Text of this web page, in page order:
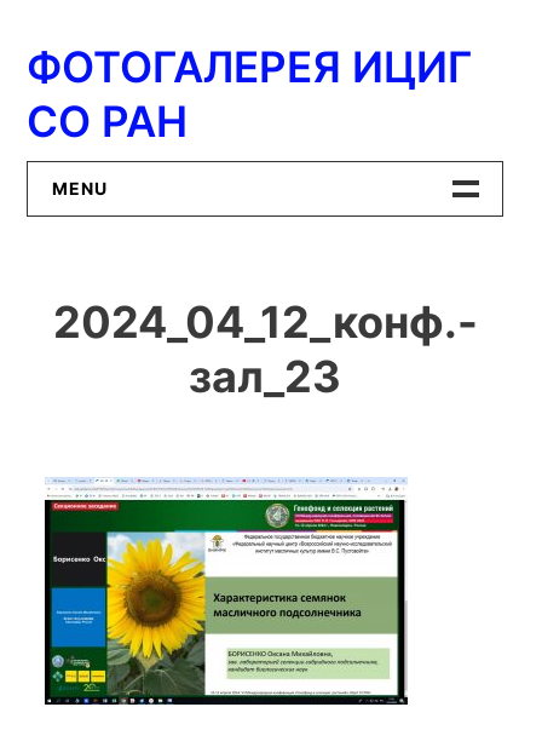
содержимому
ФОТОГАЛЕРЕЯ ИЦИГ
СО РАН
MENU
ИЦиГ СО РАН
2024_04_12_конф.-
зал_23